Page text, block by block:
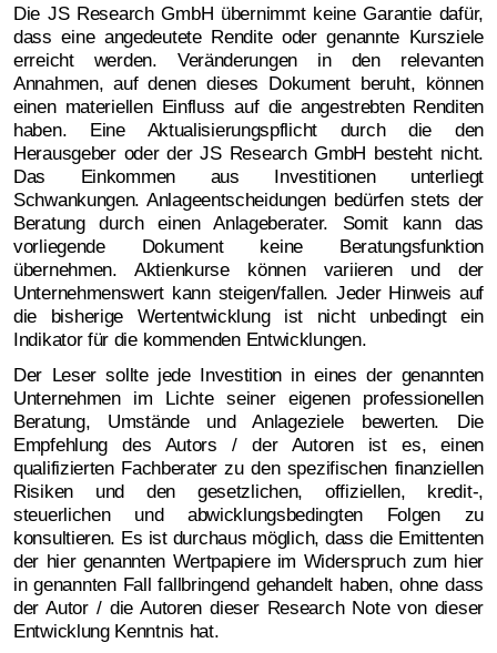
Die JS Research GmbH übernimmt keine Garantie dafür,
dass eine angedeutete Rendite oder genannte Kursziele
erreicht werden. Veränderungen in den relevanten
Annahmen, auf denen dieses Dokument beruht, können
einen materiellen Einfluss auf die angestrebten Renditen
haben. Eine Aktualisierungspflicht durch die den
Herausgeber oder der JS Research GmbH besteht nicht.
Das Einkommen aus Investitionen unterliegt
Schwankungen. Anlageentscheidungen bedürfen stets der
Beratung durch einen Anlageberater. Somit kann das
vorliegende Dokument keine Beratungsfunktion
übernehmen. Aktienkurse können variieren und der
Unternehmenswert kann steigen/fallen. Jeder Hinweis auf
die bisherige Wertentwicklung ist nicht unbedingt ein
Indikator für die kommenden Entwicklungen.
Der Leser sollte jede Investition in eines der genannten
Unternehmen im Lichte seiner eigenen professionellen
Beratung, Umstände und Anlageziele bewerten. Die
Empfehlung des Autors / der Autoren ist es, einen
qualifizierten Fachberater zu den spezifischen finanziellen
Risiken und den gesetzlichen, offiziellen, kredit-,
steuerlichen und abwicklungsbedingten Folgen zu
konsultieren. Es ist durchaus möglich, dass die Emittenten
der hier genannten Wertpapiere im Widerspruch zum hier
in genannten Fall fallbringend gehandelt haben, ohne dass
der Autor / die Autoren dieser Research Note von dieser
Entwicklung Kenntnis hat.